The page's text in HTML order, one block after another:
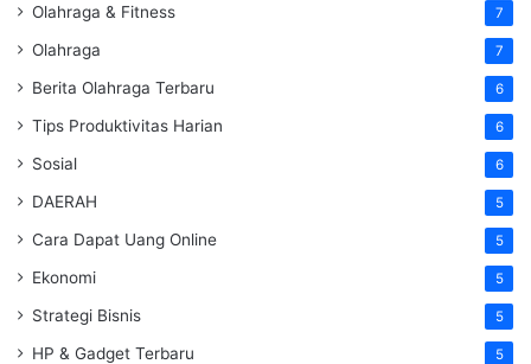
Olahraga & Fitness 7
Olahraga 7
Berita Olahraga Terbaru 6
Tips Produktivitas Harian 6
Sosial 6
DAERAH 5
Cara Dapat Uang Online 5
Ekonomi 5
Strategi Bisnis 5
HP & Gadget Terbaru 5